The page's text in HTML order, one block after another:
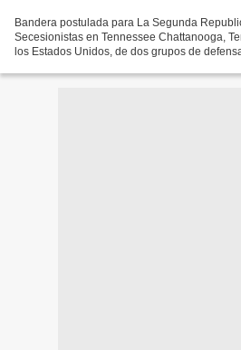
Bandera postulada para La Segunda
Secesionistas en Tennessee Chattanooga,
los Estados Unidos, de dos grupos de